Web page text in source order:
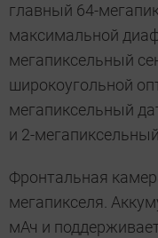
главный 64-
максимальной
мегапиксельный
широкоугольной
мегапиксельный
и 2-
Фронтальная
мегапикселя.
мАч и